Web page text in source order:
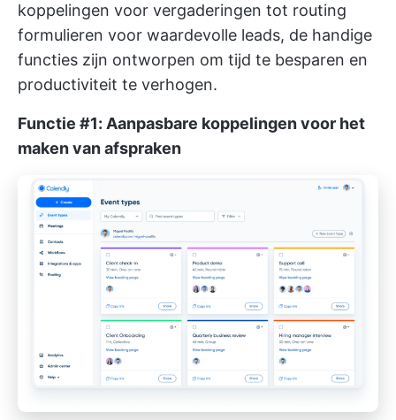
koppelingen voor vergaderingen tot routing
formulieren voor waardevolle leads, de handige
functies zijn ontworpen om tijd te besparen en
productiviteit te verhogen.
Functie #1: Aanpasbare koppelingen voor het
maken van afspraken